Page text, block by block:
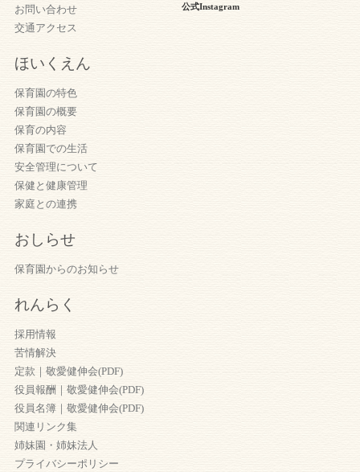
公式Instagram
お問い合わせ
交通アクセス
ほいくえん
保育園の特色
保育園の概要
保育の内容
保育園での生活
安全管理について
保健と健康管理
家庭との連携
おしらせ
保育園からのお知らせ
れんらく
採用情報
苦情解決
定款｜敬愛健伸会(PDF)
役員報酬｜敬愛健伸会(PDF)
役員名簿｜敬愛健伸会(PDF)
関連リンク集
姉妹園・姉妹法人
プライバシーポリシー